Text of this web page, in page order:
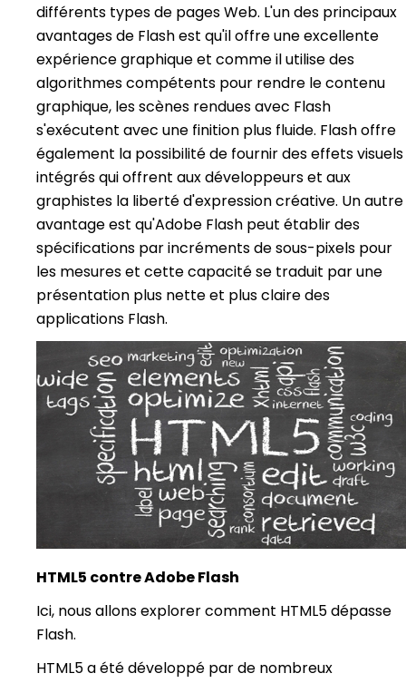
différents types de pages Web. L'un des principaux
avantages de Flash est qu'il offre une excellente
expérience graphique et comme il utilise des
algorithmes compétents pour rendre le contenu
graphique, les scènes rendues avec Flash
s'exécutent avec une finition plus fluide. Flash offre
également la possibilité de fournir des effets visuels
intégrés qui offrent aux développeurs et aux
graphistes la liberté d'expression créative. Un autre
avantage est qu'Adobe Flash peut établir des
spécifications par incréments de sous-pixels pour
les mesures et cette capacité se traduit par une
présentation plus nette et plus claire des
applications Flash.
HTML5 contre Adobe Flash
Ici, nous allons explorer comment HTML5 dépasse
Flash.
HTML5 a été développé par de nombreux